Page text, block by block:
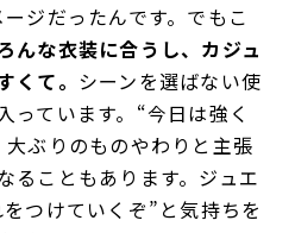
ジだったんです。でもこ
んな衣装に合うし、カジュ
くて。 シーンを選ばない使
っています。“今日は強く
ぶりのものやわりと主張
ることもあります。ジュエ
つけていくぞ”と気持ちを